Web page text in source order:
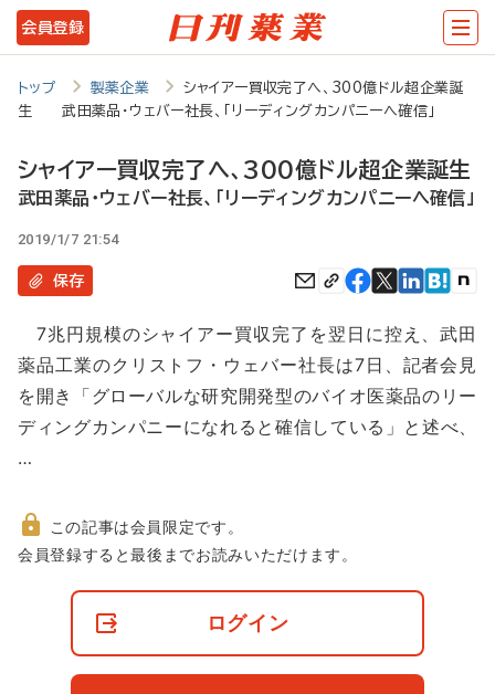
メ
イ
テ
ツ
に
動
会員登録
トップ 製薬企業
シャイアー買収完了へ、300億ドル超企業誕
生 武田薬品・ウェバー社長、「リーディングカンパニーへ確信」
シャイアー買収完了へ、300億ドル超企業誕生
武田薬品・ウェバー社長、「リーディングカンパニーへ確信」
2019/1/7 21:54
保存
7兆円規模のシャイアー買収完了を翌日に控え、武田
薬品工業のクリストフ・ウェバー社長は7日、記者会見
を開き「グローバルな研究開発型のバイオ医薬品のリー
ディングカンパニーになれると確信している」と述べ、
…
非
この記事は会員限定です。
会員登録すると最後までお読みいただけます。
ログイン